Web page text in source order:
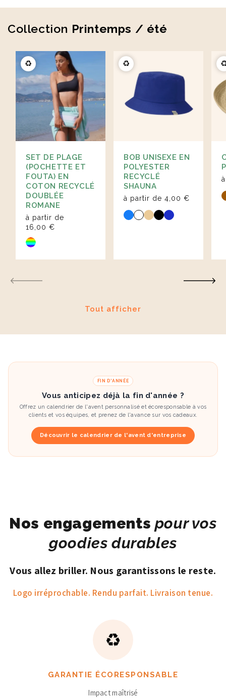
Collection Printemps / été
♻️
SET DE PLAGE
(POCHETTE ET
FOUTA) EN
COTON RECYCLÉ
DOUBLÉE
ROMANE
à partir de
16,00 €
♻️
BOB UNISEXE EN
POLYESTER
RECYCLÉ
SHAUNA
à partir de 4,00 €
Tout afficher
FIN D'ANNÉE
Vous anticipez déjà la fin d'année ?
Offrez un calendrier de l'avent personnalisé et écoresponsable à vos
clients et vos équipes, et prenez de l'avance sur vos cadeaux.
Découvrir le calendrier de l'avent d'entreprise
Nos engagements pour vos
goodies durables
Vous allez briller. Nous garantissons le reste.
Logo irréprochable. Rendu parfait. Livraison tenue.
♻️
GARANTIE ÉCORESPONSABLE
Impact maîtrisé